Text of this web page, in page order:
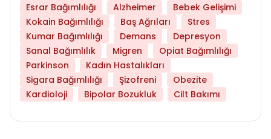
Esrar Bağımlılığı
Alzheimer
Bebek Gelişimi
Kokain Bağımlılığı
Baş Ağrıları
Stres
Kumar Bağımlılığı
Demans
Depresyon
Sanal Bağımlılık
Migren
Opiat Bağımlılığı
Parkinson
Kadın Hastalıkları
Sigara Bağımlılığı
Şizofreni
Obezite
Kardioloji
Bipolar Bozukluk Cilt Bakımı